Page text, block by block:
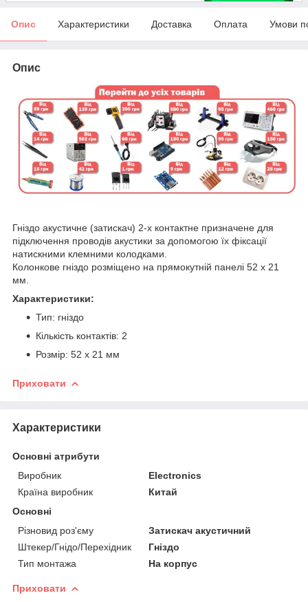
Опис Характеристики Доставка Оплата Умови
Опис
Гніздо акустичне (затискач) 2-х контактне призначене для
підключення проводів акустики за допомогою їх фіксації
натискними клемними колодками.
Колонкове гніздо розміщено на прямокутній панелі 52 х 21
мм.
Характеристики:
Тип: гніздо
Кількість контактів: 2
Розмір: 52 х 21 мм
Приховати
Характеристики
Основні атрибути
Виробник
Electronics
Країна виробник
Китай
Основні
Різновид роз'єму
Затискач акустичний
Штекер/Гнідо/Перехідник
Гніздо
Тип монтажа
На корпус
Приховати